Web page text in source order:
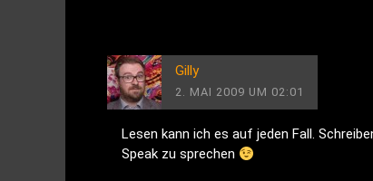
Gilly
2. MAI 2009 UM 02:01
Lesen kann ich es auf jeden Fall.
Speak zu sprechen